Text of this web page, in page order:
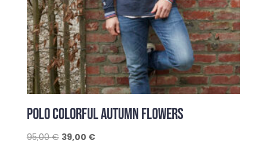
POLO COLORFUL AUTUMN FLOWERS
95,00€ Le
39,00 €Le